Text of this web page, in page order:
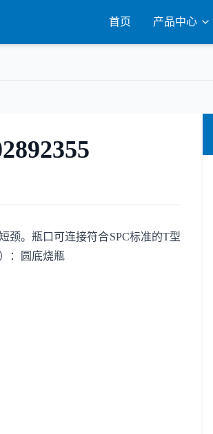
首页 产品中心
颈。瓶口可连接符合SPC标准的T型
：圆底烧瓶